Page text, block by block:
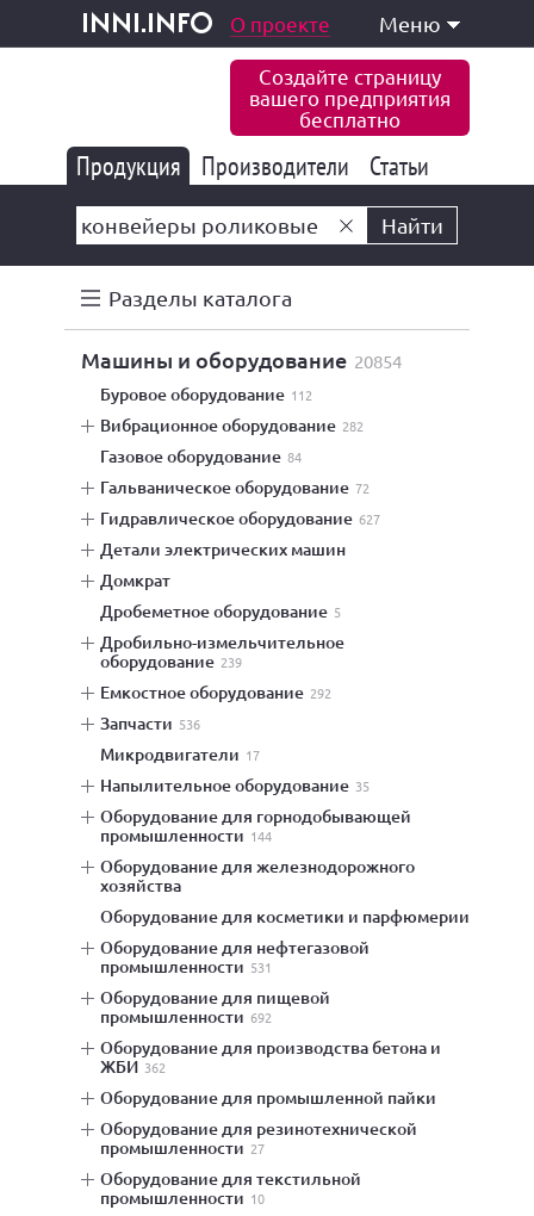
inni.info
и услуги О проекте Меню
Создайте страницу
вашего предприятия
бесплатно
Продукция 177 847
Производители 6 777
Статьи
Найти
Разделы каталога
машины и оборудование 20854
буровое оборудование 112
вибрационное оборудование 282
газовое оборудование 84
гальваническое оборудование 72
гидравлическое оборудование 627
детали электрических машин
домкрат
дробеметное оборудование 5
дробильно-измельчительное
оборудование 239
емкостное оборудование 292
запчасти 536
микродвигатели 17
напылительное оборудование 35
оборудование для горнодобывающей
промышленности 144
оборудование для железнодорожного
хозяйства
оборудование для косметики и парфюмерии
оборудование для нефтегазовой
промышленности 531
оборудование для пищевой
промышленности 692
оборудование для производства бетона и
ЖБИ 362
оборудование для промышленной пайки
оборудование для резинотехнической
промышленности 27
оборудование для текстильной
промышленности 10